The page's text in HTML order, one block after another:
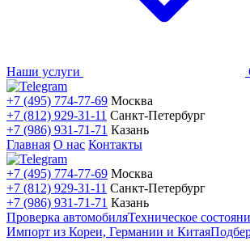
Наши услуги
+7 (495) 774-77-69 Москва
+7 (812) 929-31-11 Санкт-Петербург
+7 (986) 931-71-71 Казань
Главная О нас Контакты
+7 (495) 774-77-69 Москва
+7 (812) 929-31-11 Санкт-Петербург
+7 (986) 931-71-71 Казань
Проверка автомобиляТехническое
Импорт из Кореи, Германии и Китая